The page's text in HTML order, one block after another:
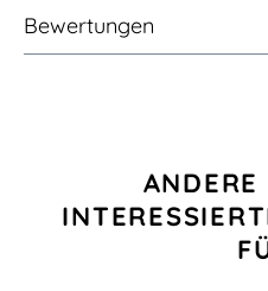
Bewertungen
Produktgalerie